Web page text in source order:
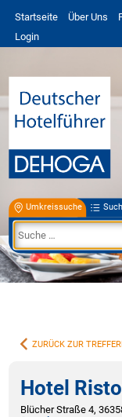
Startseite Über Uns
Login
Umkreissuche
ZURÜCK ZUR
Hotel
Blücher Straße 4,